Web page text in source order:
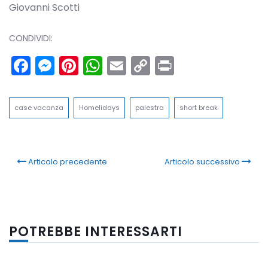
Giovanni Scotti
CONDIVIDI:
Facebook
Messenger
Pinterest
WhatsApp
Email
Copy
case vacanza Homelidays palestra short break
Articolo precedente Articolo successivo
POTREBBE INTERESSARTI